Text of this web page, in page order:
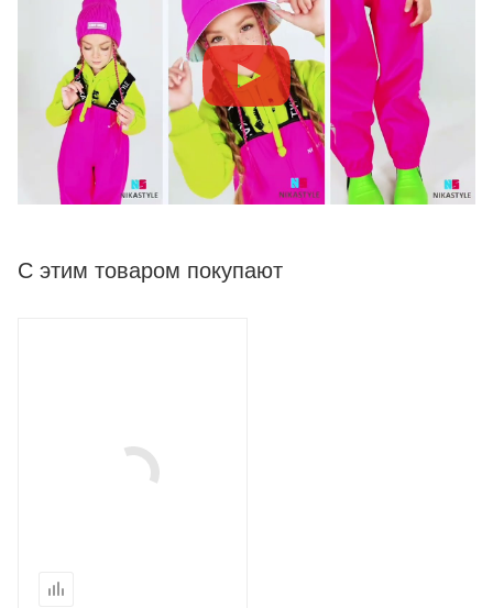
С этим товаром покупают